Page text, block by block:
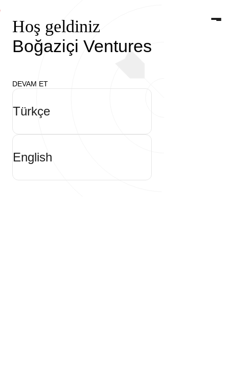
Hakkımızda
Hoş geldiniz
Boğaziçi Ventures
DEVAM ET
Türkçe
English
ARAŞTIRMA MERKEZİ